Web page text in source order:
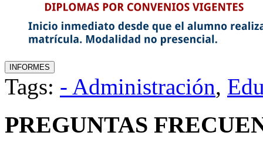
Tags: - Administración,
PREGUNTAS